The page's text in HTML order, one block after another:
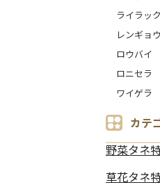
ライラック
レンギョウ
ロウバイ
ロニセラ
ワイゲラ
カテ
野菜タネ
草花タネ